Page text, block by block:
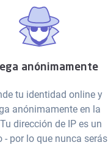
anónimamente
tu identidad online y
anónimamente en la
dirección de IP es un
- por lo que nunca serás